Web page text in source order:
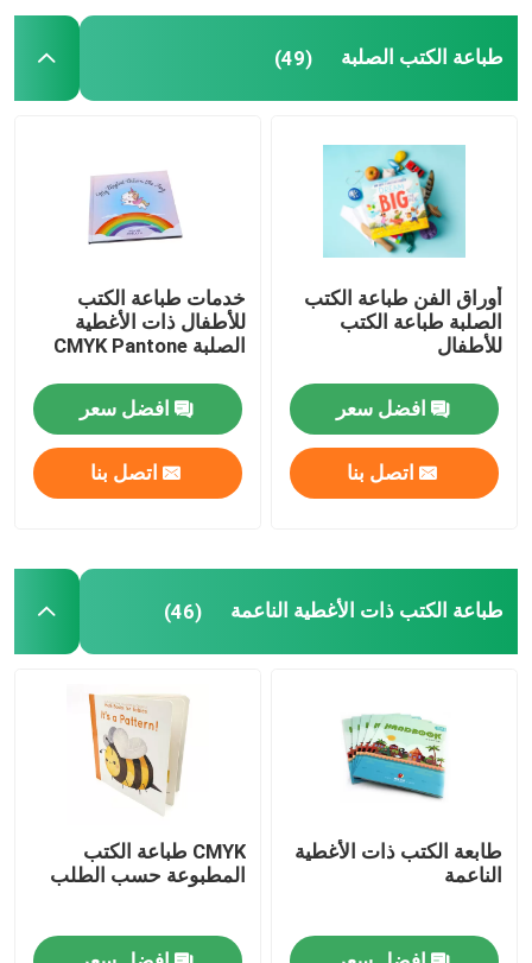
طباعة الكتب الصلبة (49)
أوراق الفن طباعة الكتب
الصلبة طباعة الكتب
للأطفال
افضل سعر
اتصل بنا
خدمات طباعة الكتب
للأطفال ذات الأغطية
الصلبة CMYK Pantone
افضل سعر
اتصل بنا
طباعة الكتب ذات الأغطية الناعمة (46)
طابعة الكتب ذات الأغطية
الناعمة
CMYK طباعة الكتب
المطبوعة حسب الطلب